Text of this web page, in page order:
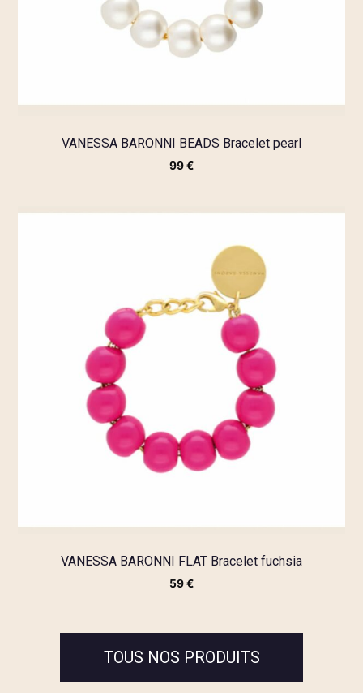
VANESSA BARONNI BEADS Bracelet pearl
99€
VANESSA BARONNI FLAT Bracelet fuchsia
59€
TOUS NOS PRODUITS